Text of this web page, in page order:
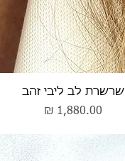
תצוגה מהירה
שרשרת לב ליבי זהב
מחיר